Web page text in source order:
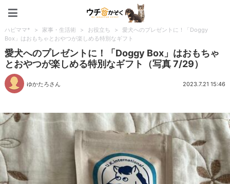
ハピママ* > 家事・生活術 > お役立ち >
愛犬へのプレゼントに！「Doggy
Box」はおもちゃとおやつが楽しめる特別なギフト
愛犬へのプレゼントに！「Doggy Box」はおもちゃ
とおやつが楽しめる特別なギフト（写真 7/29）
ゆかたろさん 2023.7.21 15:46